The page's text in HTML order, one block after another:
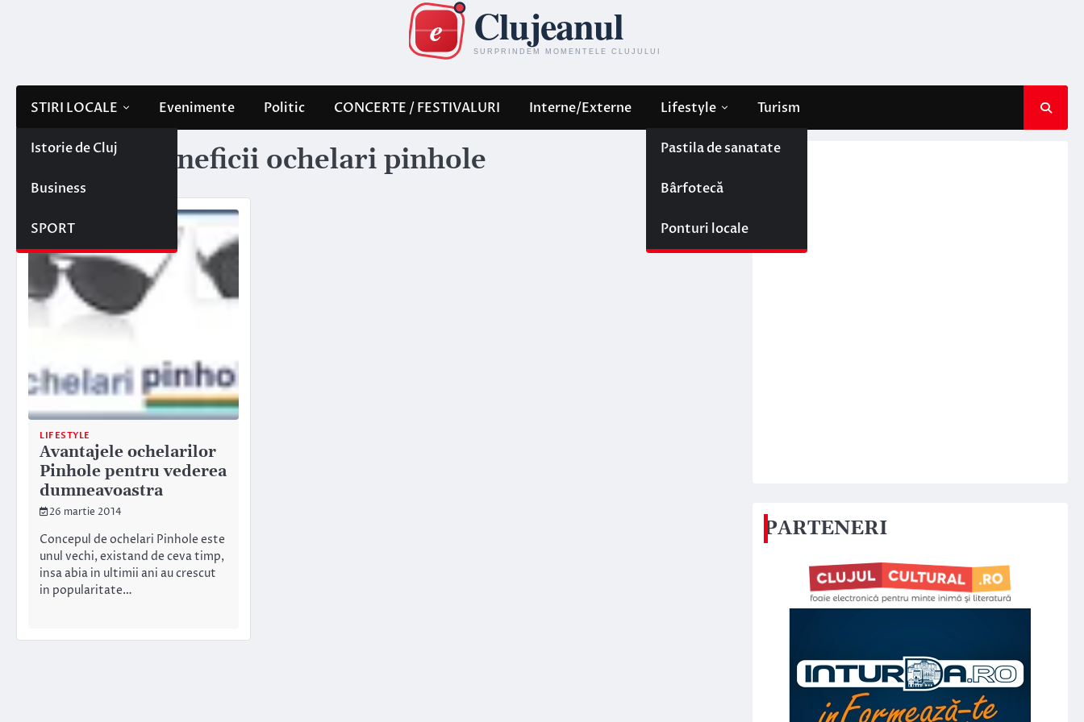
STIRI LOCALE
Istorie de Cluj
Business
SPORT
Evenimente Politic CONCERTE / FESTIVALURI Interne/Externe Lifestyle
Pastila de sanatate
Bârfotecă
Ponturi locale
Turism
Etichetă: beneficii ochelari pinhole
LIFESTYLE
Avantajele ochelarilor
Pinhole pentru vederea
dumneavoastra
26 martie 2014
Concepul de ochelari Pinhole este
unul vechi, existand de ceva timp,
insa abia in ultimii ani au crescut
in popularitate…
PARTENERI